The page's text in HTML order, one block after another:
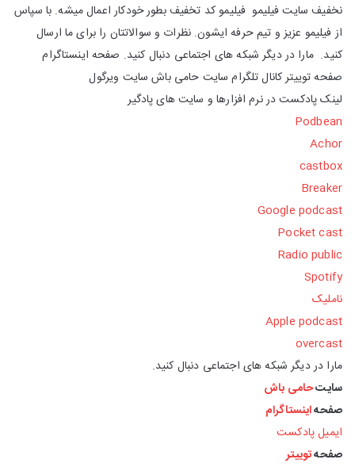
نخفیف سایت فیلیمو فیلیمو کد تخفیف بطور خودکار اعمال میشه. با سپاس
از فیلیمو عزیز و تیم حرفه ایشون. نظرات و سوالاتتان را برای ما ارسال
کنید. مارا در دیگر شبکه های اجتماعی دنبال کنید. صفحه اینستاگرام
صفحه توییتر کانال تلگرام سایت حامی باش سایت ویرگول
لینک پادکست در نرم افزارها و سایت های پادگیر
Podbean
Achor
castbox
Breaker
Google podcast
Pocket cast
Radio public
Spotify
ناملیک
Apple podcast
overcast
مارا در دیگر شبکه های اجتماعی دنبال کنید.
سایتحامی باش
صفحهاینستاگرام
ایمیل پادکست
صفحهتوییتر